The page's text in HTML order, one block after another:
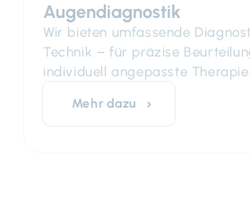
Augendiagnostik
Wir bieten umfassende
Technik – für präzise
individuell angepasste
Mehr dazu